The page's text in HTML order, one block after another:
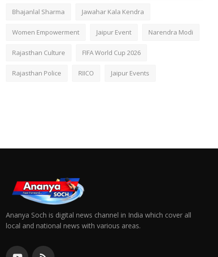
Bhajanlal Sharma Jawahar Kala Kendra
Women Empowerment Jaipur Event Narendra Modi
Rajasthan Culture FIFA World Cup 2026
Rajasthan Police RIICO Jaipur Events
Ananya Soch is digital news channel in India which cover all
local and national news with various areas.